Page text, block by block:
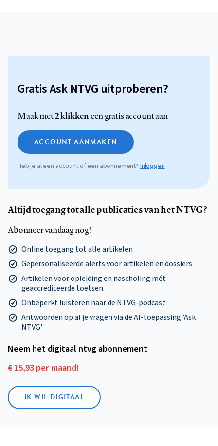
Gratis Ask NTVG uitproberen?
Maak met2 klikkeneen gratis account aan
ACCOUNT AANMAKEN
Heb je al een account of een abonnement?Inloggen
Altijd toegang tot alle publicaties van het NTVG?
Abonneer vandaag nog!
Online toegang tot alle artikelen
Gepersonaliseerde alerts voor artikelen en dossiers
Artikelen voor opleiding en nascholing mét
geaccrediteerde toetsen
Onbeperkt luisteren naar de NTVG-podcast
Antwoorden op al je vragen via de AI-toepassing 'Ask
NTVG'
Neem het digitaal ntvg abonnement
€ 15,93 per maand!
IK WIL DIGITAAL